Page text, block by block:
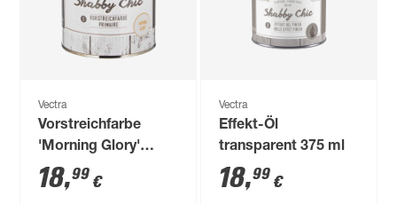
Vectra
Vorstreichfarbe
'Morning Glory'
beige 750 ml
18,99 €
Vectra
Effekt-Öl
transparent 375 ml
18,99 €